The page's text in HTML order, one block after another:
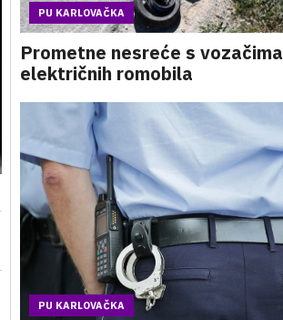
PU KARLOVAČKA
Prometne nesreće s vozačima
električnih romobila
PU KARLOVAČKA